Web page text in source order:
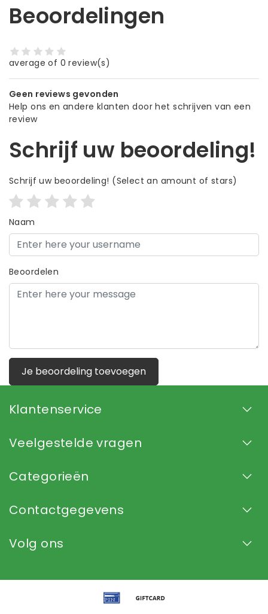
Beoordelingen
average of 0 review(s)
Geen reviews gevonden
Help ons en andere klanten door het schrijven van een
review
Schrijf uw beoordeling!
Schrijf uw beoordeling! (Select an amount of stars)
Naam
Beoordelen
Je beoordeling toevoegen
Klantenservice
Veelgestelde vragen
Categorieën
Contactgegevens
Volg ons